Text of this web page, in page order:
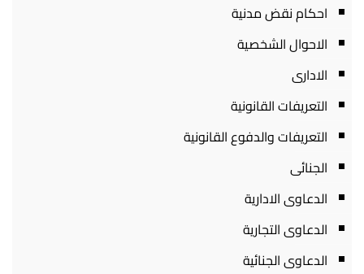
احكام نقض مدنية
الاحوال الشخصية
الادارى
التعريفات القانونية
التعريفات والدفوع القانونية
الجنائى
الدعاوى الادارية
الدعاوى التجارية
الدعاوى الجنائية